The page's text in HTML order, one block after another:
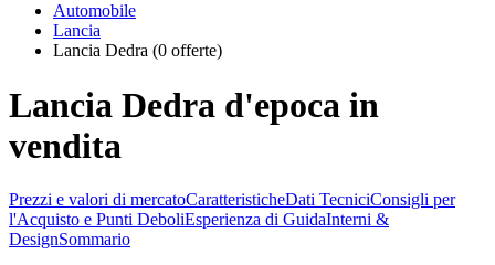
Automobile
Lancia
Lancia Dedra (0 offerte)
Lancia Dedra d'epoca in
vendita
Prezzi e valori di mercatoCaratteristicheDati TecniciConsigli per
l'Acquisto e Punti DeboliEsperienza di GuidaInterni &
DesignSommario